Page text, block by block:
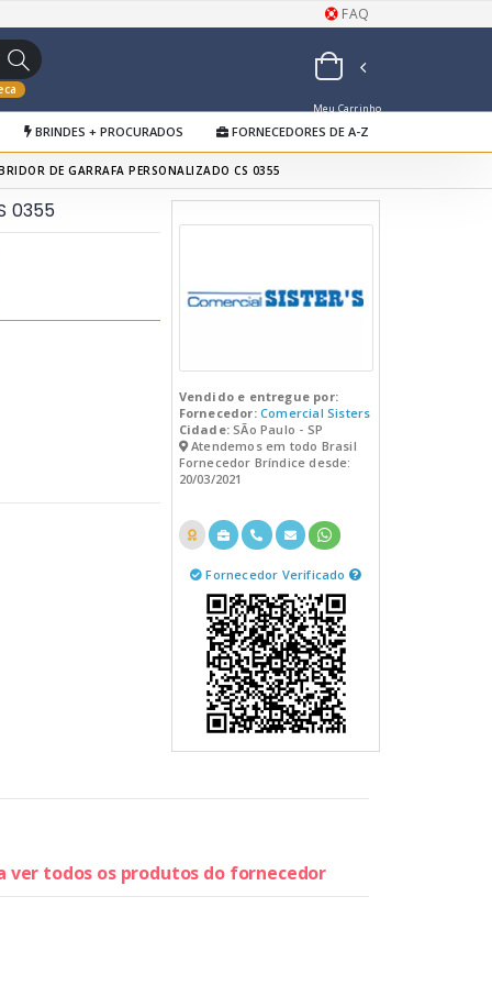
FAQ
Meu Carrinho
de Orçamentos
BRINDES + PROCURADOS FORNECEDORES DE A-Z
DE GARRAFA PERSONALIZADO CS 0355
0355
Vendido e entregue por:
Fornecedor: Comercial Sisters
Cidade:SÃo Paulo - SP
Atendemos em todo Brasil
Fornecedor Bríndice desde:
20/03/2021
Fornecedor Verificado
ver todos os produtos do fornecedor